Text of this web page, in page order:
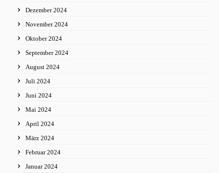
Dezember 2024
November 2024
Oktober 2024
September 2024
August 2024
Juli 2024
Juni 2024
Mai 2024
April 2024
März 2024
Februar 2024
Januar 2024